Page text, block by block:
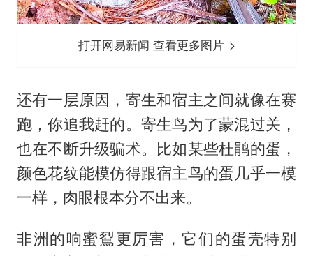
打开网易新闻 查看更多图片
还有一层原因，寄生和宿主之间就像在赛
跑，你追我赶的。寄生鸟为了蒙混过关，
也在不断升级骗术。比如某些杜鹃的蛋，
颜色花纹能模仿得跟宿主鸟的蛋几乎一模
一样，肉眼根本分不出来。
非洲的响蜜鴷更厉害，它们的蛋壳特别